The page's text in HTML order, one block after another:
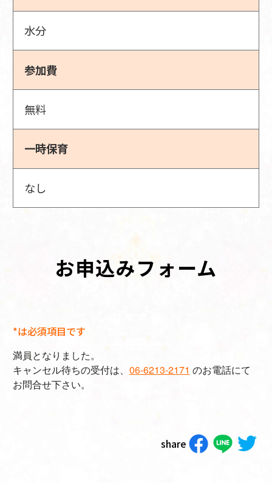
水分
参加費
無料
一時保育
なし
お申込みフォーム
*は必須項目です
満員となりました。
キャンセル待ちの受付は、 06-6213-2171 のお電話にて
お問合せ下さい。
share